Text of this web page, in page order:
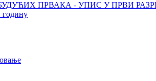
ПРВАКА - УПИС У ПРВИ
годину